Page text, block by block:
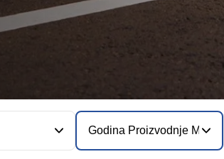
Godina Proizvodnje Modela